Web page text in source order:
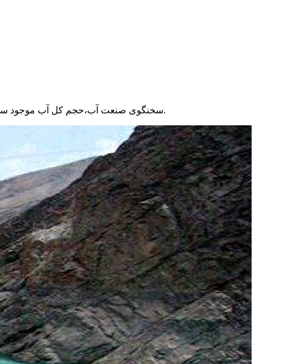
سخنگوی صنعت آب،حجم کل آب موجود سدهای کشور در ۲۰ آبان را معادل ۱۹.۸۰ میلیارد متر مکعب خواند و گفت: این میزان در سال گذشته ۱۷.۸۰ میلیارد مترمکعب بوده است.